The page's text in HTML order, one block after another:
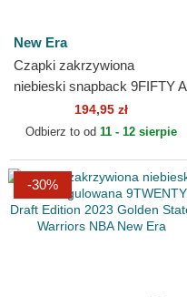
New Era
Czapki zakrzywiona
niebieski snapback 9FIFTY A
Frame Precurved Hardwood
Classics Golden State...
194,95 zł
Odbierz to od 11 - 12 sierpie
-30%